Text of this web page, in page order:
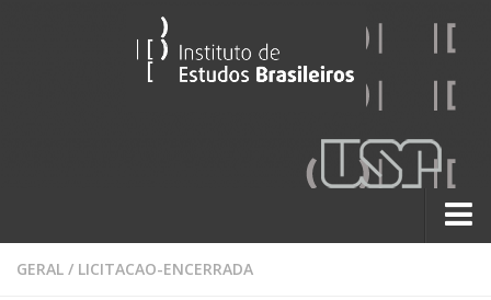
Sobre
GERAL / LICITACAO-ENCERRADA